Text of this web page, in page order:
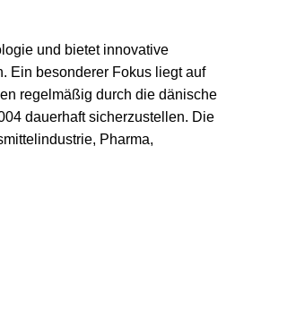
und bietet innovative
Ein besonderer Fokus liegt auf
regelmäßig durch die dänische
dauerhaft sicherzustellen. Die
Pharma,